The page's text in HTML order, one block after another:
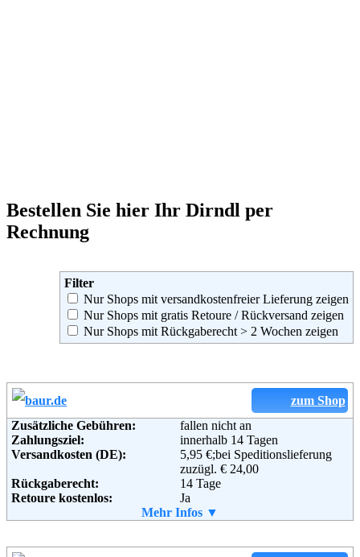
Bestellen Sie hier Ihr Dirndl per
Rechnung
Filter
Nur Shops mit versandkostenfreier Lieferung zeigen
Nur Shops mit gratis Retoure / Rückversand zeigen
Nur Shops mit Rückgaberecht > 2 Wochen zeigen
zum Shop
Zusätzliche Gebühren:
fallen nicht an
Zahlungsziel:
innerhalb 14 Tagen
Versandkosten (DE):
5,95 €;bei Speditionslieferung
zuzügl. € 24,00
Rückgaberecht:
14 Tage
Retoure kostenlos:
Ja
im Paket enthalten
Weitere Zahlungsmethoden:
Mehr Infos ▼